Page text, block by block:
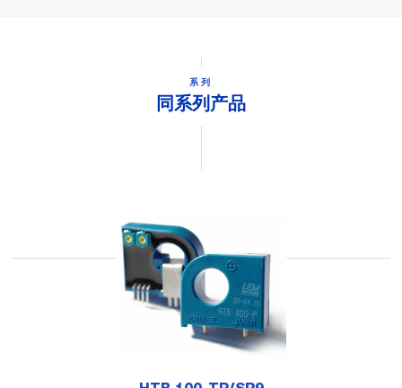
系列
同系列产品